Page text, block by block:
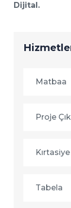
Dijital.
Matbaa
Proje
Kırtasiye
Tabela